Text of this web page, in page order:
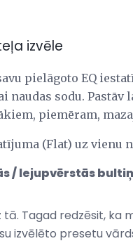
izvēle
pielāgoto EQ
sodu. Pastāv
piemēram,
(Flat) uz vienu
/ lejupvērstās
tā. Tagad redzēsit,
izvēlēto presetu